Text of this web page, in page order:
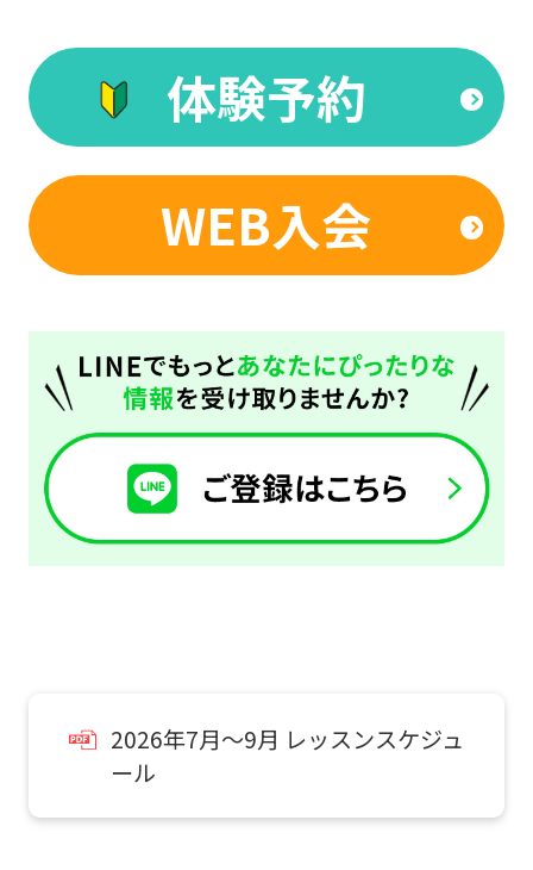
体験予約
WEB入会
2026年7月～9月 レッスンスケジュ
ール
you
use
an
translation
service,
Japanese
version
of
website
will
be
it
may